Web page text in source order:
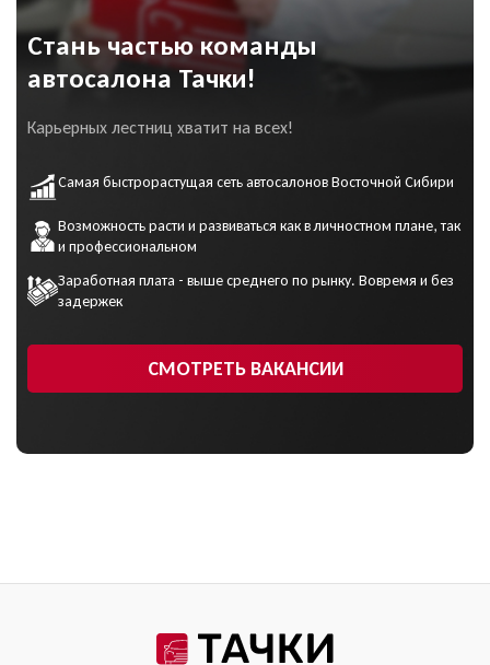
Стань частью команды
автосалона Тачки!
Карьерных лестниц хватит на всех!
Самая быстрорастущая сеть автосалонов Восточной Сибири
Возможность расти и развиваться как в личностном плане, так
и профессиональном
Заработная плата - выше среднего по рынку. Вовремя и без
задержек
СМОТРЕТЬ ВАКАНСИИ
Даю согласие на обработку
персональных данных
однозначное
обработку моих
персональных данных
и
соглашаюсь с
Даю согласие на обработку
персональных данных
УЗНАТЬ ЦЕНУ
Даю согласие на обработку
Я выражаю своё конкретное, предметное,
информированное, сознательное и однозначное
согласие на обработку моих персональных
данных
конфиденциальности
ОФОРМИТЬ ОНЛАЙН
посредников.
ПОДРОБНЕЕ ОБ АУКЦИОНЕ